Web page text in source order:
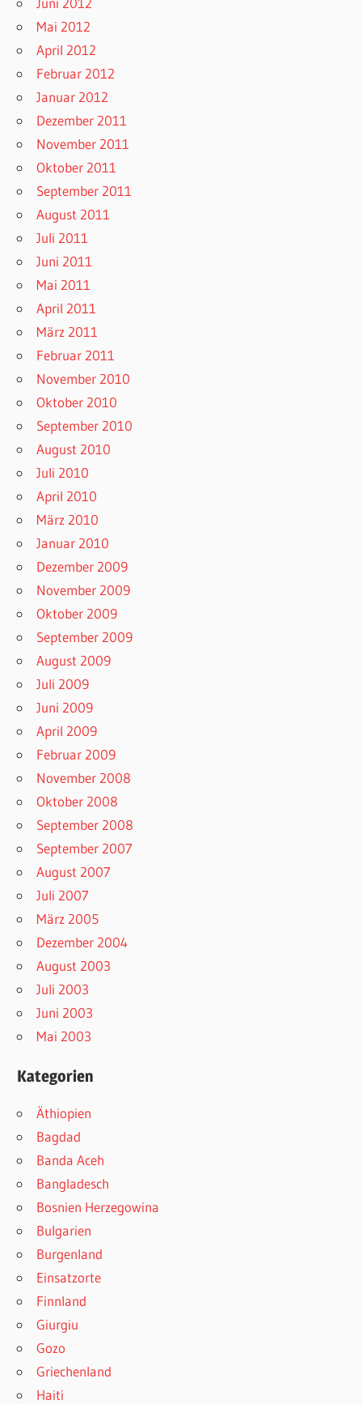
Mai 2012
April 2012
Februar 2012
Januar 2012
Dezember 2011
November 2011
Oktober 2011
September 2011
August 2011
Juli 2011
Juni 2011
Mai 2011
April 2011
März 2011
Februar 2011
November 2010
Oktober 2010
September 2010
August 2010
Juli 2010
April 2010
März 2010
Januar 2010
Dezember 2009
November 2009
Oktober 2009
September 2009
August 2009
Juli 2009
Juni 2009
April 2009
Februar 2009
November 2008
Oktober 2008
September 2008
September 2007
August 2007
Juli 2007
März 2005
Dezember 2004
August 2003
Juli 2003
Juni 2003
Mai 2003
Kategorien
Äthiopien
Bagdad
Banda Aceh
Bangladesch
Bosnien Herzegowina
Bulgarien
Burgenland
Einsatzorte
Finnland
Giurgiu
Gozo
Griechenland
Haiti